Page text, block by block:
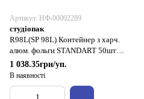
Артикул: НФ-00002289
студіопак
R98L(SP 98L) Контейнер з харч.
алюм. фольги STANDART 50шт/
уп
1 038.35грн/уп.
В наявності